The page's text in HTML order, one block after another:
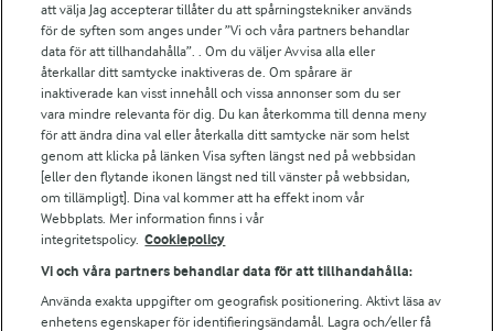
Arlas kundportal
Arla.com
Falbygdens Ost
Arla webbshop
Bildbank
Följ oss
att välja Jag accepterar tillåter du att spårningstekniker används
för de syften som anges under ”Vi och våra partners behandlar
data för att tillhandahålla”. . Om du väljer Avvisa alla eller
återkallar ditt samtycke inaktiveras de. Om spårare är
inaktiverade kan visst innehåll och vissa annonser som du ser
vara mindre relevanta för dig. Du kan återkomma till denna meny
för att ändra dina val eller återkalla ditt samtycke när som helst
genom att klicka på länken Visa syften längst ned på webbsidan
[eller den flytande ikonen längst ned till vänster på webbsidan,
om tillämpligt]. Dina val kommer att ha effekt inom vår
Webbplats. Mer information finns i vår
integritetspolicy. Cookiepolicy
Vi och våra partners behandlar data för att tillhandahålla:
Använda exakta uppgifter om geografisk positionering. Aktivt läsa av
enhetens egenskaper för identifieringsändamål. Lagra och/eller få